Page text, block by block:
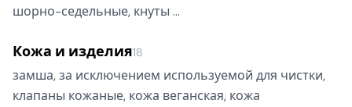
шорно-седельные, кнуты …
Кожа и изделия18
замша, за исключением используемой для чистки,
клапаны кожаные, кожа веганская, кожа